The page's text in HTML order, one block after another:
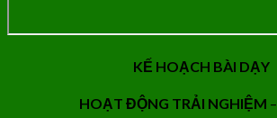
KẾ HOẠCH BÀI DẠY
HOẠT ĐỘNG TRẢI NGHIỆM –